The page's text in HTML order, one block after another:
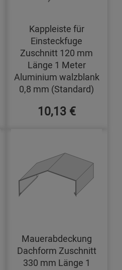
Kappleiste für
Einsteckfuge
Zuschnitt 120 mm
Länge 1 Meter
Aluminium walzblank
0,8 mm (Standard)
10,13 €
Mauerabdeckung
Dachform Zuschnitt
330 mm Länge 1